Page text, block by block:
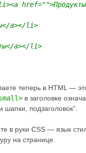
a></li>
a></li>
теперь в HTML —
в заголовке
подзаголовок”.
в руки CSS — язык
на странице.